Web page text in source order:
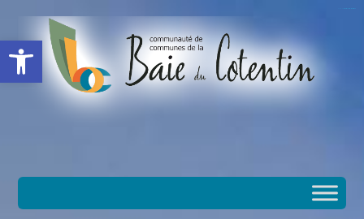
Ouvrir la barre d’outils